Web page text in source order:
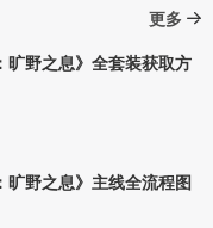
更多
旷野之息》全套装获取方
旷野之息》主线全流程图